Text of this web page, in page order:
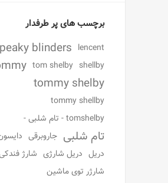
برچسب های پر طرفدار
lencent
peaky blinders
shellby
tom shelby
tommy shelby
tommy shellby
tomshelby - تام شلبی -
تام شلبی جاروبرقی
دریل دریل شارژی شارژ
شارژر توی ماشین